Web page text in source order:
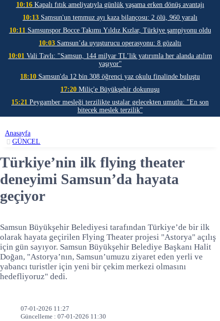
10:16 Kapalı fıtık ameliyatıyla günlük yaşama erken dönüş avantajı
10:13 Samsun'un temmuz ayı kaza bilançosu: 2 ölü, 960 yaralı
10:11 Samsunspor Bocce Takımı Yıldız Kızlar, Türkiye şampiyonu oldu
10:03 Samsun’da uyuşturucu operasyonu: 8 gözaltı
10:01
yaşıyor"
18:10 Samsun'da 12 bin 308 öğrenci yaz okulu finalinde buluştu
17:20 Miliç'e Büyükşehir dokunuşu
15:21
bitecek meslek terzilik"
Anasayfa
GÜNCEL
Türkiye’nin ilk flying theater
deneyimi Samsun’da hayata
geçiyor
Samsun Büyükşehir Belediyesi tarafından Türkiye’de bir ilk
olarak hayata geçirilen Flying Theater projesi "Astorya" açılış
için gün sayıyor. Samsun Büyükşehir Belediye Başkanı Halit
Doğan, "Astorya’nın, Samsun’umuzu ziyaret eden yerli ve
yabancı turistler için yeni bir çekim merkezi olmasını
hedefliyoruz" dedi.
07-01-2026 11:27
Güncelleme : 07-01-2026 11:30